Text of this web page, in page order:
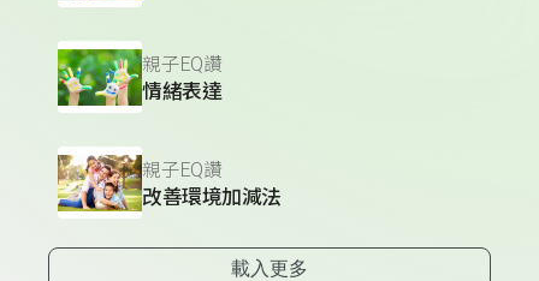
親子EQ讚
情緒表達
親子EQ讚
改善環境加減法
載入更多